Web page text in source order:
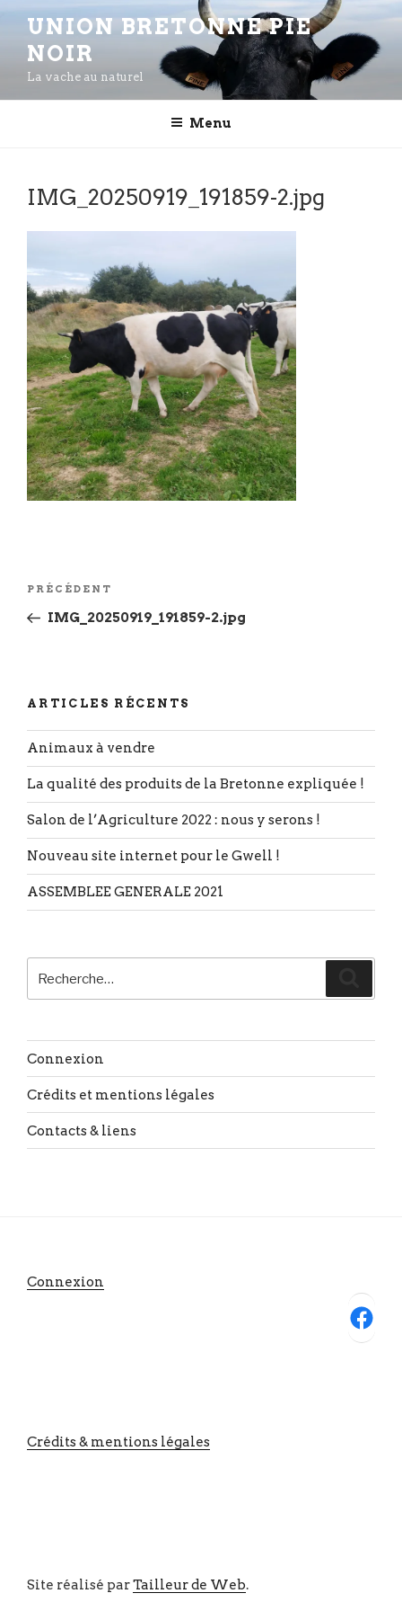
Aller
contenu
principal
UNION BRETONNE PIE
NOIR
La vache au naturel
Menu
IMG_20250919_191859-2.jpg
Navigation
l’article
Article
précédent
PRÉCÉDENT
IMG_20250919_191859-2.jpg
ARTICLES RÉCENTS
Animaux à vendre
La qualité des produits de la Bretonne expliquée !
Salon de l’Agriculture 2022 : nous y serons !
Nouveau site internet pour le Gwell !
ASSEMBLEE GENERALE 2021
pour
Connexion
Crédits et mentions légales
Contacts & liens
Connexion
Facebook
Crédits & mentions légales
Site réalisé parTailleur de Web.